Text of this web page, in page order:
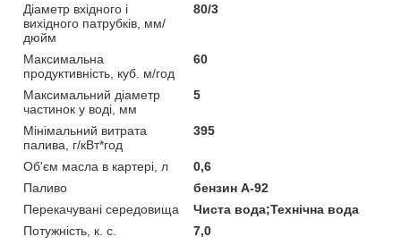
Діаметр вхідного і
вихідного патрубків, мм/
дюйм
80/3
Максимальна
продуктивність, куб. м/год
60
Максимальний діаметр
частинок у воді, мм
5
Мінімальний витрата
палива, г/кВт*год
395
Об'єм масла в картері, л
0,6
Паливо
бензин А-92
Перекачувані середовища
Чиста вода;Технічна вода
Потужність, к. с.
7,0